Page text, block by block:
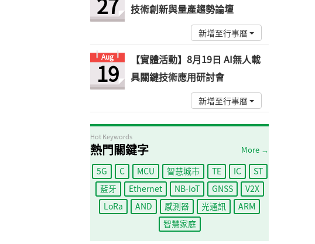
技術創新與量產趨勢論壇
新增至行事曆
Aug
19
【實體活動】8月19日 AI無人載
具關鍵技術應用研討會
新增至行事曆
Hot Keywords
熱門關鍵字 More →
5G C MCU 智慧城市 TE IC
ST
藍牙
Ethernet NB-IoT GNSS
V2X
LoRa
AND 感測器 光通訊
ARM
智慧家庭